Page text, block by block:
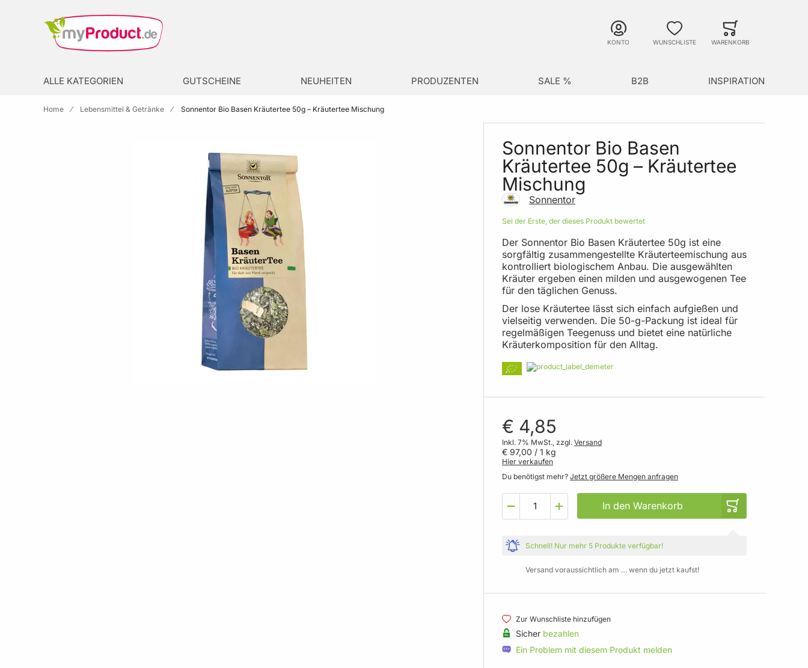
KONTO WUNSCHLISTE WARENKORB
ALLE KATEGORIEN GUTSCHEINE NEUHEITEN PRODUZENTEN SALE % B2B INSPIRATION
Home Lebensmittel & Getränke Sonnentor Bio Basen Kräutertee 50g – Kräutertee Mischung
Sonnentor Bio Basen
Kräutertee 50g – Kräutertee
Mischung
Sonnentor
Sei der Erste, der dieses Produkt bewertet
Der Sonnentor Bio Basen Kräutertee 50g ist eine
sorgfältig zusammengestellte Kräuterteemischung aus
kontrolliert biologischem Anbau. Die ausgewählten
Kräuter ergeben einen milden und ausgewogenen Tee
für den täglichen Genuss.
Der lose Kräutertee lässt sich einfach aufgießen und
vielseitig verwenden. Die 50-g-Packung ist ideal für
regelmäßigen Teegenuss und bietet eine natürliche
Kräuterkomposition für den Alltag.
€ 4,85
Inkl. 7% MwSt., zzgl. Versand
€ 97,00 / 1 kg
Hier verkaufen
Du benötigst mehr? Jetzt größere Mengen anfragen
In den Warenkorb
Schnell! Nur mehr 5 Produkte verfügbar!
Versand voraussichtlich am … wenn du jetzt kaufst!
Zur Wunschliste hinzufügen
Sicher bezahlen
Ein Problem mit diesem Produkt melden